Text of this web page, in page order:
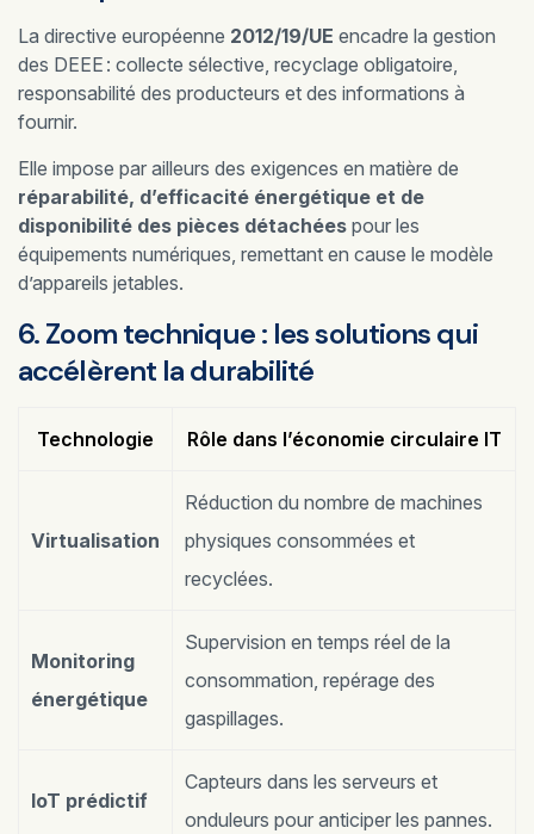
La directive européenne 2012/19/UE encadre la gestion
des DEEE : collecte sélective, recyclage obligatoire,
responsabilité des producteurs et des informations à
fournir.
Elle impose par ailleurs des exigences en matière de
réparabilité, d’efficacité énergétique et de
disponibilité des pièces détachées pour les
équipements numériques, remettant en cause le modèle
d’appareils jetables.
6. Zoom technique : les solutions qui
accélèrent la durabilité
Technologie Rôle dans l’économie circulaire IT
Virtualisation
Réduction du nombre de machines
physiques consommées et
recyclées.
Monitoring
énergétique
Supervision en temps réel de la
consommation, repérage des
gaspillages.
IoT prédictif
Capteurs dans les serveurs et
onduleurs pour anticiper les pannes.